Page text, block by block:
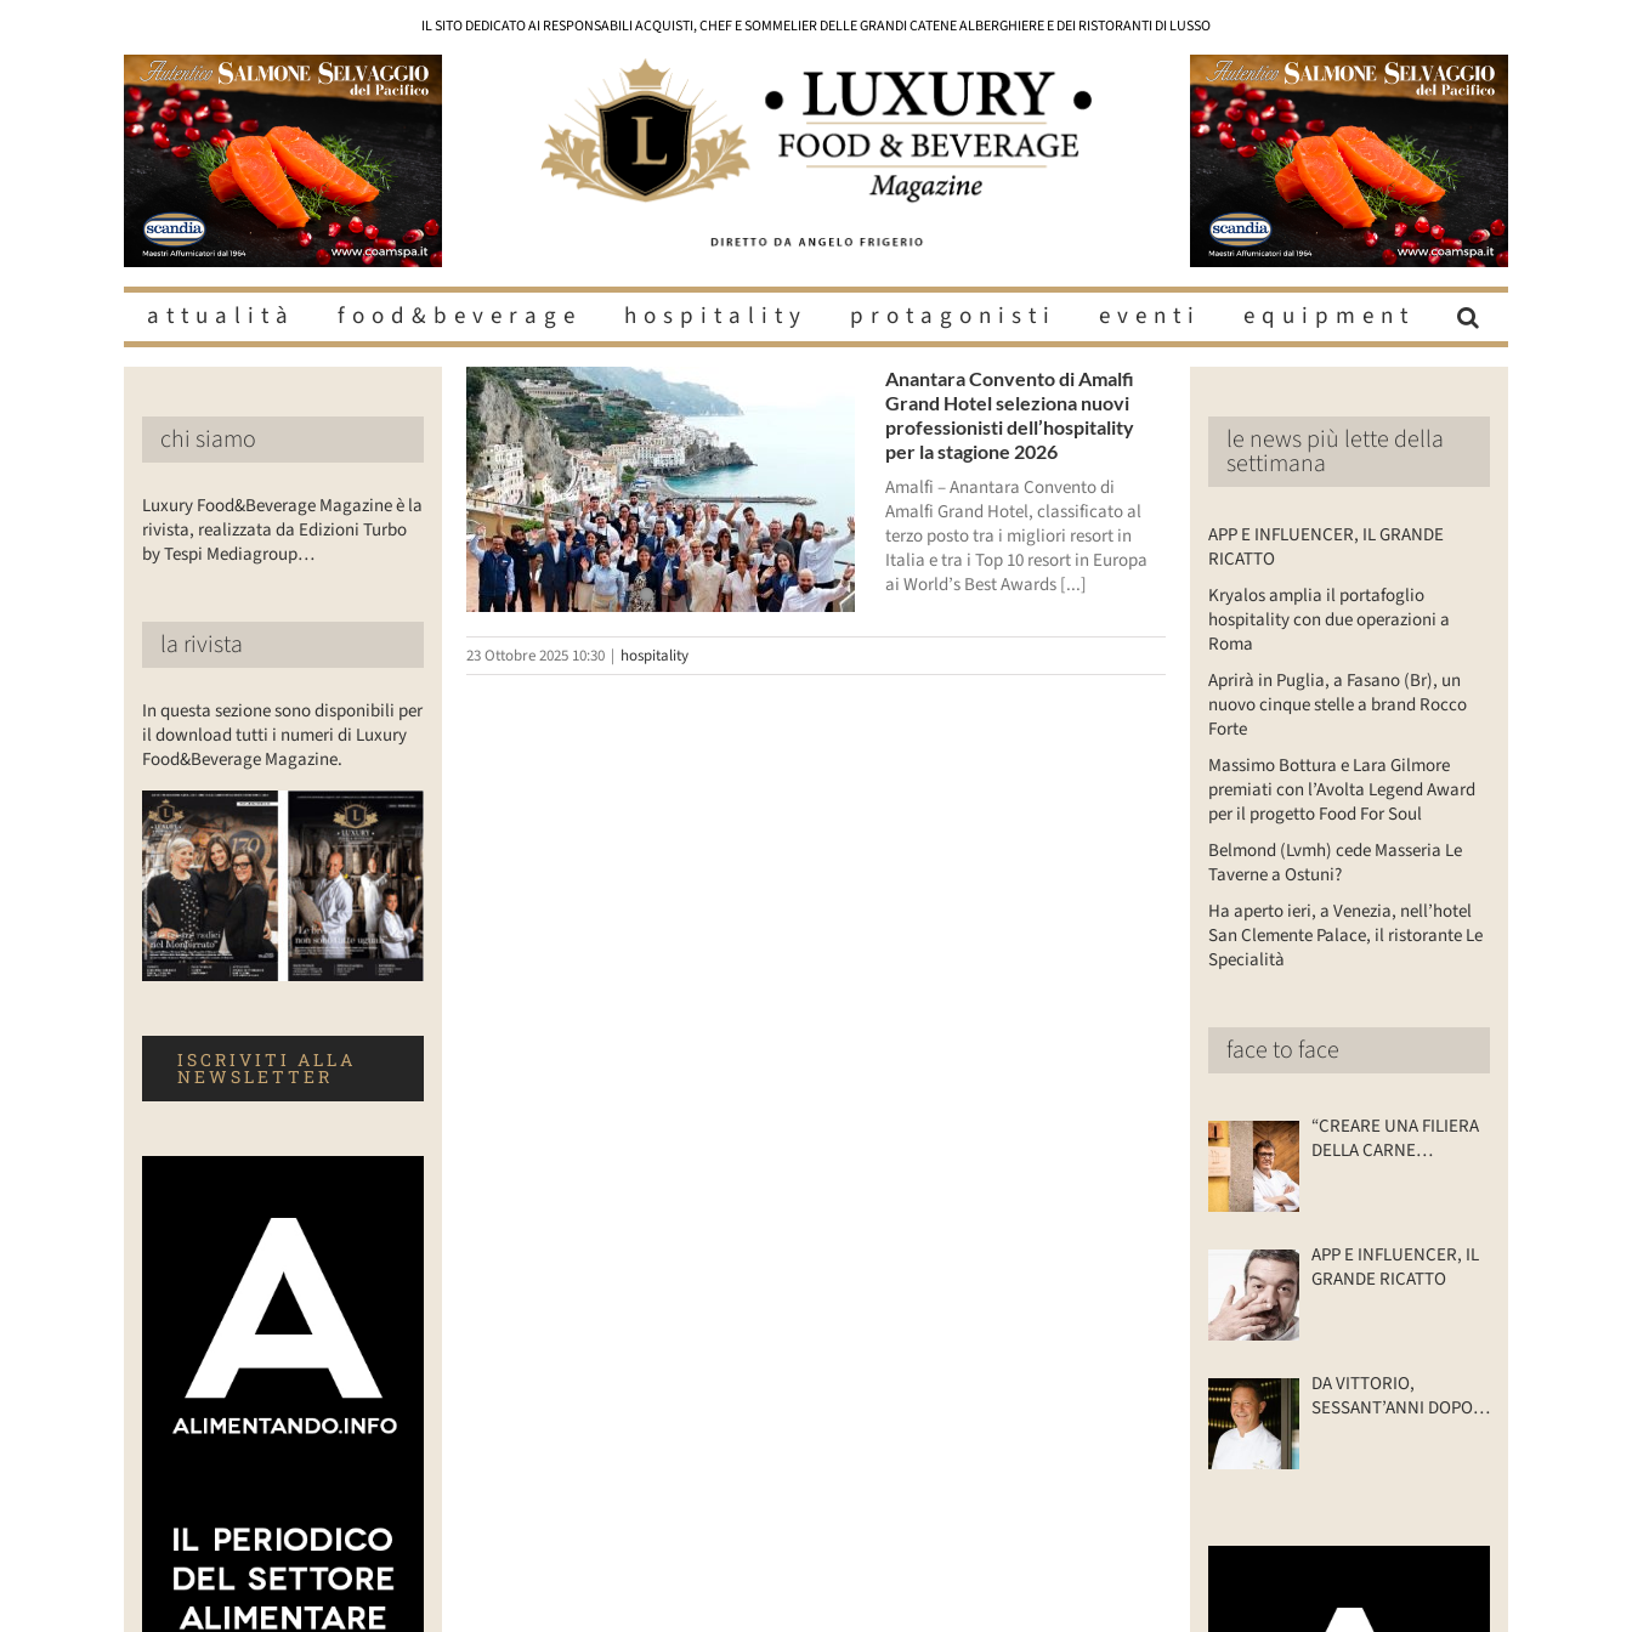
IL SITO DEDICATO AI RESPONSABILI ACQUISTI, CHEF E SOMMELIER DELLE GRANDI CATENE ALBERGHIERE E DEI RISTORANTI DI LUSSO
attualità food&beverage hospitality protagonisti eventi equipment
Anantara Convento di Amalfi
Grand Hotel seleziona nuovi
professionisti dell’hospitality
per la stagione 2026
Amalfi – Anantara Convento di
Amalfi Grand Hotel, classificato al
terzo posto tra i migliori resort in
Italia e tra i Top 10 resort in Europa
ai World’s Best Awards [...]
23 Ottobre 2025 10:30 | hospitality
chi siamo
Luxury Food&Beverage Magazine è la
rivista, realizzata da Edizioni Turbo
by Tespi Mediagroup…
la rivista
In questa sezione sono disponibili per
il download tutti i numeri di Luxury
Food&Beverage Magazine.
ISCRIVITI ALLA
NEWSLETTER
le news più lette della
settimana
APP E INFLUENCER, IL GRANDE
RICATTO
Kryalos amplia il portafoglio
hospitality con due operazioni a
Roma
Aprirà in Puglia, a Fasano (Br), un
nuovo cinque stelle a brand Rocco
Forte
Massimo Bottura e Lara Gilmore
premiati con l’Avolta Legend Award
per il progetto Food For Soul
Belmond (Lvmh) cede Masseria Le
Taverne a Ostuni?
Ha aperto ieri, a Venezia, nell’hotel
San Clemente Palace, il ristorante Le
Specialità
face to face
“CREARE UNA FILIERA
DELLA CARNE
APP E INFLUENCER, IL
GRANDE RICATTO
DA VITTORIO,
SESSANT’ANNI DOPO: